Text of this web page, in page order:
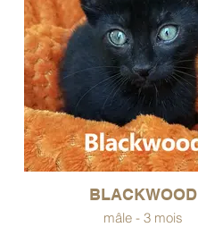
BLACKWOOD
mâle - 3 mois